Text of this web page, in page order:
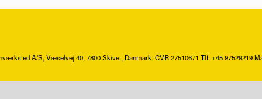
A/S, Væselvej 40, 7800 Skive , Danmark. CVR 27510671 Tlf. +45 97529219